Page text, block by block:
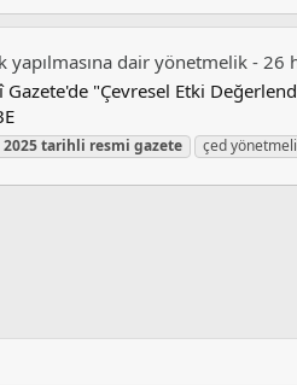
dair yönetmelik - 26
"Çevresel Etki
2025tarihli resmi gazete çed